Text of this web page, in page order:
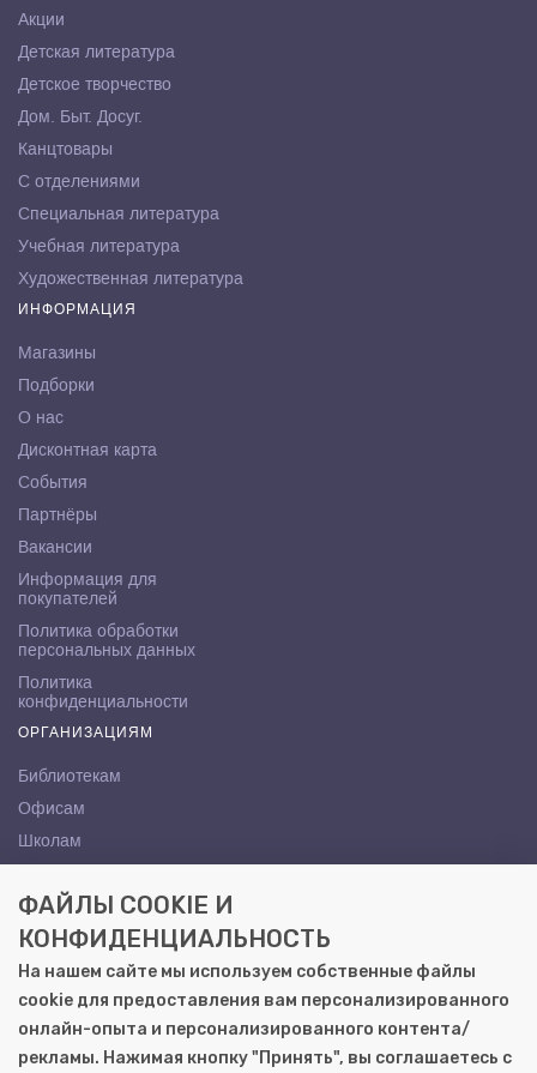
Акции
Детская литература
Детское творчество
Дом. Быт. Досуг.
Канцтовары
С отделениями
Специальная литература
Учебная литература
Художественная литература
ИНФОРМАЦИЯ
Магазины
Подборки
О нас
Дисконтная карта
События
Партнёры
Вакансии
Информация для
покупателей
Политика обработки
персональных данных
Политика
конфиденциальности
ОРГАНИЗАЦИЯМ
Библиотекам
Офисам
Школам
КОНТАКТЫ
Саратов, ул. Осипова, 10А
+7 (8452) 72-65-65
gemera@moya-kniga.ru
ФАЙЛЫ COOKIE И
КОНФИДЕНЦИАЛЬНОСТЬ
На нашем сайте мы используем собственные файлы
cookie для предоставления вам персонализированного
онлайн-опыта и персонализированного контента/
рекламы. Нажимая кнопку "Принять", вы соглашаетесь с